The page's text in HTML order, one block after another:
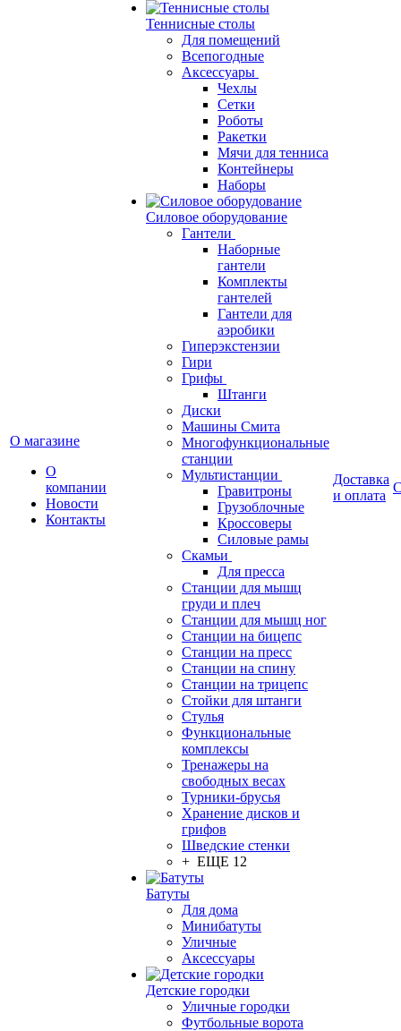
О магазине
О
компании
Новости
Контакты
Теннисные столы
Для помещений
Всепогодные
Аксессуары
Чехлы
Сетки
Роботы
Ракетки
Мячи для тенниса
Контейнеры
Наборы
Силовое оборудование
Гантели
Наборные
гантели
Комплекты
гантелей
Гантели для
аэробики
Гиперэкстензии
Гири
Грифы
Штанги
Диски
Машины Смита
Многофункциональные
станции
Мультистанции
Гравитроны
Грузоблочные
Кроссоверы
Силовые рамы
Скамьи
Для пресса
Станции для мышц
груди и плеч
Станции для мышц ног
Станции на бицепс
Станции на пресс
Станции на спину
Станции на трицепс
Стойки для штанги
Стулья
Функциональные
комплексы
Тренажеры на
свободных весах
Турники-брусья
Хранение дисков и
грифов
Шведские стенки
+ ЕЩЕ 12
Батуты
Для дома
Минибатуты
Уличные
Аксессуары
Детские городки
Уличные городки
Футбольные ворота
Доставка
и оплата